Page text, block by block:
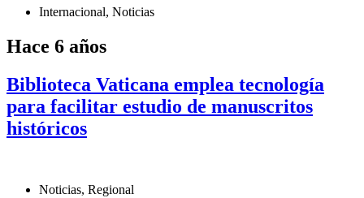
Internacional, Noticias
Hace 6 años
Biblioteca Vaticana emplea tecnología
para facilitar estudio de manuscritos
históricos
Noticias, Regional